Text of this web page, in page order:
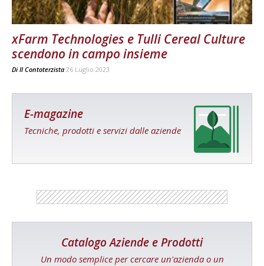
xFarm Technologies e Tulli Cereal Culture
scendono in campo insieme
Di Il Contoterzista 26 Luglio 2023
E-magazine
Tecniche, prodotti e servizi dalle aziende
Catalogo Aziende e Prodotti
Un modo semplice per cercare un'azienda o un